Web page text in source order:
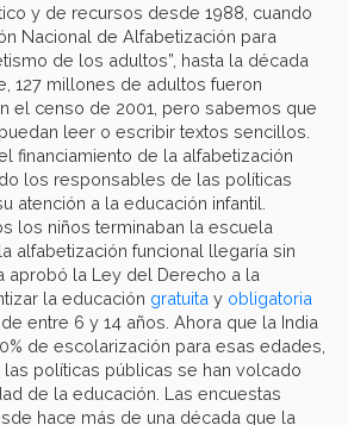
y de recursos desde 1988, cuando
Nacional de Alfabetización para
de los adultos”, hasta la década
127 millones de adultos fueron
el censo de 2001, pero sabemos que
leer o escribir textos sencillos.
financiamiento de la alfabetización
los responsables de las políticas
atención a la educación infantil.
los niños terminaban la escuela
alfabetización funcional llegaría sin
aprobó la Ley del Derecho a la
la educación gratuita y obligatoria
entre 6 y 14 años. Ahora que la India
de escolarización para esas edades,
políticas públicas se han volcado
de la educación. Las encuestas
hace más de una década que la